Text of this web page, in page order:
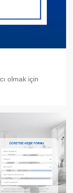
olmak için